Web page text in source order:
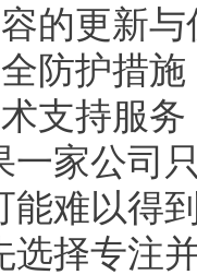
更新与
防护措施
支持服务
公司只
难以得到
专注并